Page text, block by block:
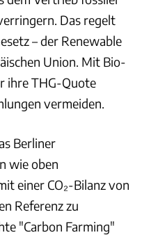
Das regelt
– der Renewable
Union. Mit Bio-
ihre THG-Quote
vermeiden.
Berliner
wie oben
einer CO₂-Bilanz von
Referenz zu
"Carbon Farming"